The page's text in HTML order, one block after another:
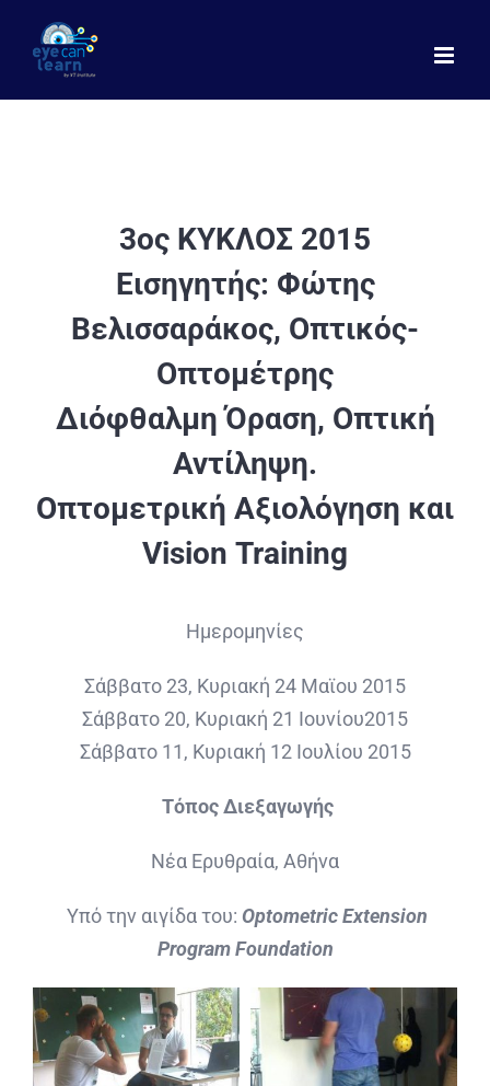
περιεχόμενο
3ος ΚΥΚΛΟΣ 2015
Εισηγητής: Φώτης
Βελισσαράκος, Οπτικός-
Οπτομέτρης
Διόφθαλμη Όραση, Οπτική
Αντίληψη.
Οπτομετρική Αξιολόγηση και
Vision Training
Ημερομηνίες
Σάββατο 23, Κυριακή 24 Μαϊου 2015
Σάββατο 20, Κυριακή 21 Ιουνίου2015
Σάββατο 11, Κυριακή 12 Ιουλίου 2015
Τόπος Διεξαγωγής
Νέα Ερυθραία, Αθήνα
Υπό την αιγίδα του: Optometric Extension
Program Foundation